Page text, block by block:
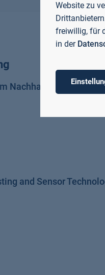
Nachhaltige
and Sensor
Website zu
freiwillig, für
in der